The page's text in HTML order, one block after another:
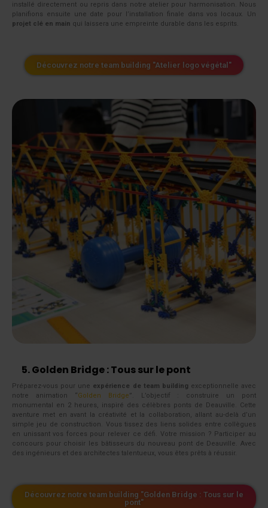
installé directement ou repris dans notre atelier pour harmonisation. Nous
planifions ensuite une date pour l’installation finale dans vos locaux. Un
projet clé en main qui laissera une empreinte durable dans les esprits.
Découvrez notre team building "Atelier logo végétal"
5. Golden Bridge : Tous sur le pont
Préparez-vous pour une expérience de team building exceptionnelle avec
notre animation “Golden Bridge”. L’objectif : construire un pont
monumental en 2 heures, inspiré des célèbres ponts de Deauville. Cette
aventure met en avant la créativité et la collaboration, allant au-delà d’un
simple jeu de construction. Vous tissez des liens solides entre collègues
en unissant vos forces pour relever ce défi. Votre mission ? Participer au
concours pour choisir les bâtisseurs du nouveau pont de Deauville. Avec
des ingénieurs et des architectes talentueux, vous êtes prêts à réussir.
Découvrez notre team building "Golden Bridge : Tous sur le
pont"